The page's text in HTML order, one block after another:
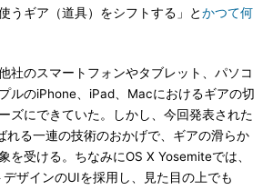
うギア（道具）をシフトする」とかつて何
社のスマートフォンやタブレット、パソコ
ルのiPhone、iPad、Macにおけるギアの切
ズにできていた。しかし、今回発表された
れる一連の技術のおかげで、ギアの滑らか
を受ける。ちなみにOS X Yosemiteでは、
ザインのUIを採用し、見た目の上でも